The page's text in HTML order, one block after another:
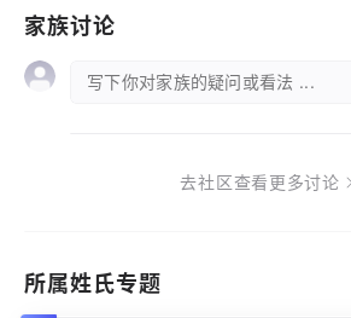
家族讨论
写下你对家族的疑问或看法 ...
去社区查看更多讨论
所属姓氏专题